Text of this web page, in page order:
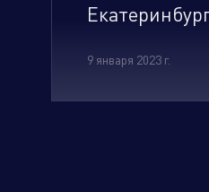
9 января 2023 г.